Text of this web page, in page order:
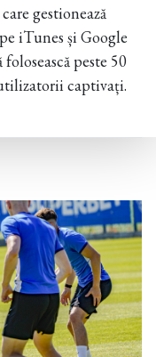
gestionează
iTunes și Google
peste 50
captivați.